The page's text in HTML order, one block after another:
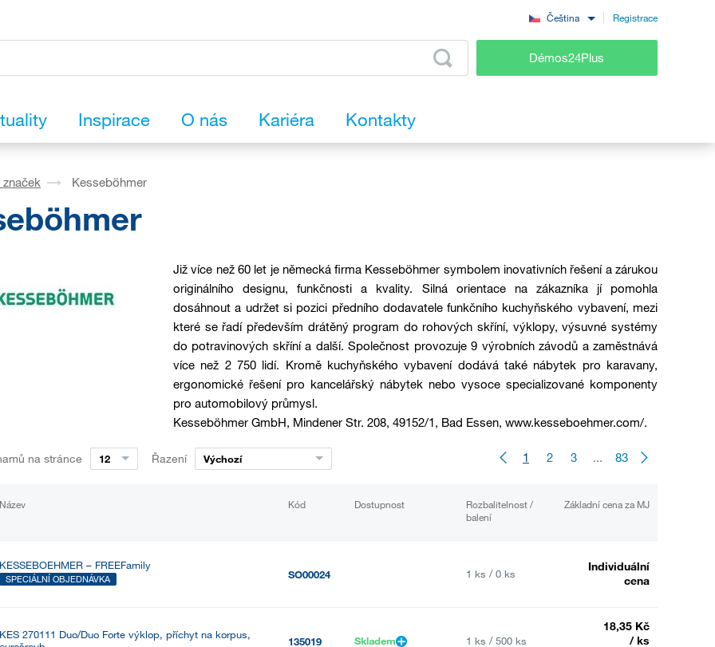
Čeština Registrace
Démos24Plus
Inspirace O nás Kariéra Kontakty
Kesseböhmer
Již více než 60 let je německá firma Kesseböhmer symbolem inovativních řešení a zárukou
originálního designu, funkčnosti a kvality. Silná orientace na zákazníka jí pomohla
dosáhnout a udržet si pozici předního dodavatele funkčního kuchyňského vybavení, mezi
které se řadí především drátěný program do rohových skříní, výklopy, výsuvné systémy
do potravinových skříní a další. Společnost provozuje 9 výrobních závodů a zaměstnává
více než 2 750 lidí. Kromě kuchyňského vybavení dodává také nábytek pro karavany,
ergonomické řešení pro kancelářský nábytek nebo vysoce specializované komponenty
pro automobilový průmysl.
Kesseböhmer GmbH, Mindener Str. 208, 49152/1, Bad Essen, www.kesseboehmer.com/.
na stránce 12 Řazení Výchozí 1 2 3 ... 83
Název Kód Dostupnost
Rozbalitelnost /
balení
Základní cena za MJ
KESSEBOEHMER – FREEFamily
SPECIÁLNÍ OBJEDNÁVKA SO00024 1 ks / 0 ks
Individuální
cena
KES 270111 Duo/Duo Forte výklop, příchyt na korpus,
135019 Skladem 1 ks / 500 ks
18,35 Kč
/ ks